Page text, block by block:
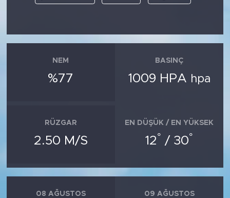
NEM
%77
BASINÇ
1009 HPA hpa
RÜZGAR
2.50 M/S
EN DÜŞÜK / EN YÜKSEK
12° / 30°
08 AĞUSTOS 09 AĞUSTOS
YAŞAM
TARİHTEN GÜNÜMÜZE
TARİH
SİYASET
FOTO GALERİ